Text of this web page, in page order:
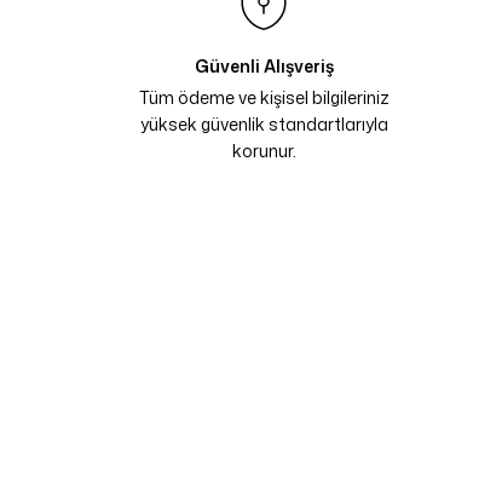
Güvenli Alışveriş
Tüm ödeme ve kişisel bilgileriniz
yüksek güvenlik standartlarıyla
korunur.